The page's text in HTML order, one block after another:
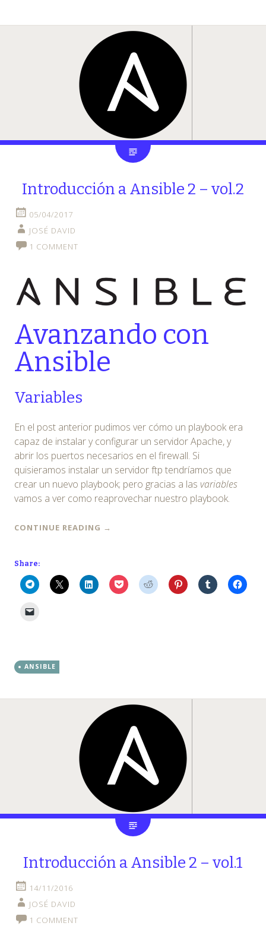
Introducción a Ansible 2 – vol.2
05/04/2017
JOSÉ DAVID
1 COMMENT
Avanzando con
Ansible
Variables
En el post anterior pudimos ver cómo un playbook era
capaz de instalar y configurar un servidor Apache, y
abrir los puertos necesarios en el firewall. Si
quisieramos instalar un servidor ftp tendríamos que
crear un nuevo playbook; pero gracias a las variables
vamos a ver como reaprovechar nuestro playbook.
CONTINUE READING →
Share:
ANSIBLE
Introducción a Ansible 2 – vol.1
14/11/2016
JOSÉ DAVID
1 COMMENT